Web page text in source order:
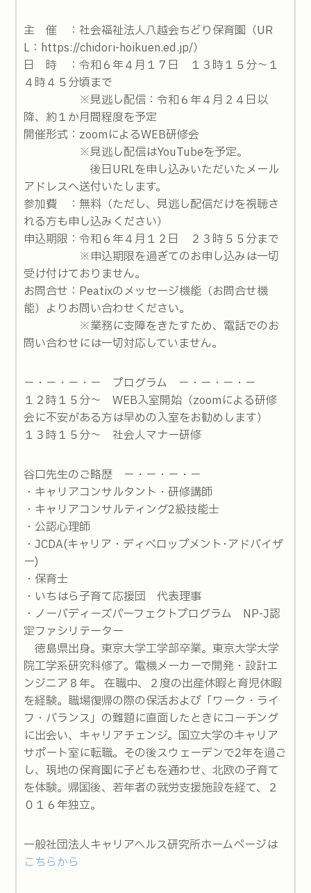
主 催 ：社会福祉法人八越会ちどり保育園（UR
L：https://chidori-hoikuen.ed.jp/）
日 時 ：令和６年４月１７日 １３時１５分～１
４時４５分頃まで
※見逃し配信：令和６年４月２４日以
降、約１か月間程度を予定
開催形式：zoomによるWEB研修会
※見逃し配信はYouTubeを予定。
後日URLを申し込みいただいたメール
アドレスへ送付いたします。
参加費 ：無料（ただし、見逃し配信だけを視聴さ
れる方も申し込みください）
申込期限：令和６年４月１２日 ２３時５５分まで
※申込期限を過ぎてのお申し込みは一切
受け付けておりません。
お問合せ：Peatixのメッセージ機能（お問合せ機
能）よりお問い合わせください。
※業務に支障をきたすため、電話でのお
問い合わせには一切対応していません。
－・－・－・－ プログラム －・－・－・－
１２時１５分～ WEB入室開始（zoomによる研修
会に不安がある方は早めの入室をお勧めします）
１３時１５分～ 社会人マナー研修
谷口先生のご略歴 －・－・－・－
・キャリアコンサルタント・研修講師
・キャリアコンサルティング2級技能士
・公認心理師
・JCDA(キャリア・ディベロップメント･アドバイザ
ー)
・保育士
・いちはら子育て応援団 代表理事
・ノーバディーズパーフェクトプログラム NP-J認
定ファシリテーター
徳島県出身。東京大学工学部卒業。東京大学大学
院工学系研究科修了。電機メーカーで開発・設計エ
ンジニア８年。 在職中、２度の出産休暇と育児休暇
を経験。職場復帰の際の保活および「ワーク・ライ
フ・バランス」の難題に直面したときにコーチング
に出会い、キャリアチェンジ。国立大学のキャリア
サポート室に転職。その後スウェーデンで2年を過ご
し、現地の保育園に子どもを通わせ、北欧の子育て
を体験。帰国後、若年者の就労支援施設を経て、２
０１６年独立。
一般社団法人キャリアヘルス研究所ホームページは
こちらから